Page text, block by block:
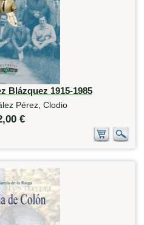
Blázquez 1915-1985
Pérez, Clodio
€